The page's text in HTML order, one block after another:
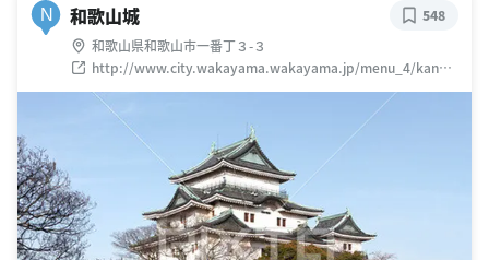
N 和歌山城
和歌山県和歌山市一番丁３-３
http://www.city.wakayama.wakayama.jp/menu_4/kanko
u/wakayama.html
548